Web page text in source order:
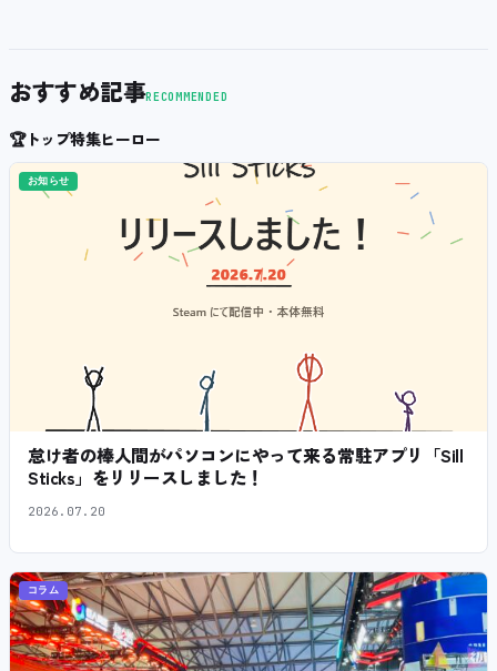
おすすめ記事RECOMMENDED
🏆トップ特集ヒーロー
お知らせ
怠け者の棒人間がパソコンにやって来る常駐アプリ「Sill
Sticks」をリリースしました！
2026.07.20
コラム